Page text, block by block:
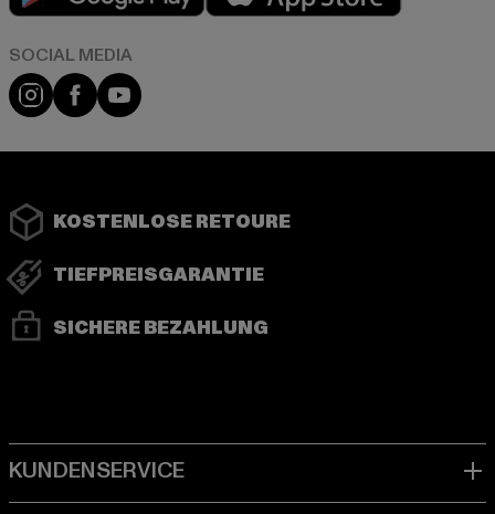
Instagram
FacebookYouTube
KOSTENLOSE RETOURE
TIEFPREISGARANTIE
SICHERE BEZAHLUNG